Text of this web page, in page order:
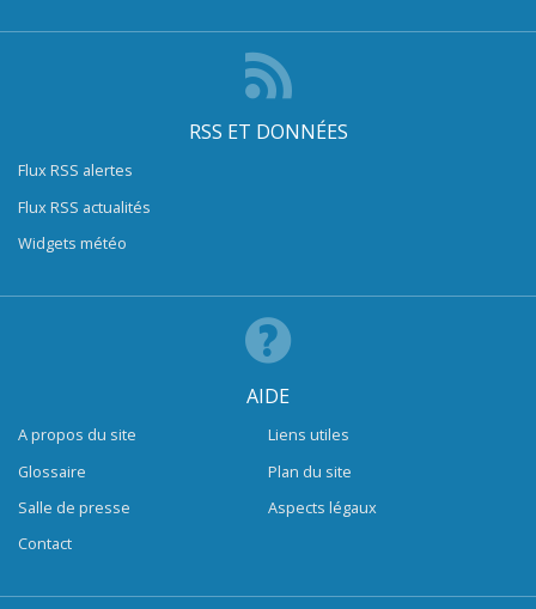
RSS ET DONNÉES
Flux RSS alertes
Flux RSS actualités
Widgets météo
AIDE
A propos du site
Glossaire
Salle de presse
Contact
Liens utiles
Plan du site
Aspects légaux